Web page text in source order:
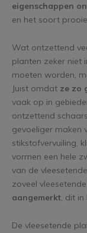
eigenschappen
en het soort
Wat ontzettend
planten zeker niet
moeten worden,
Juist omdat ze zo
vaak op in
ontzettend
gevoeliger maken
stikstofvervuiling,
vormen een hele
van de
zoveel
aangemerkt, dit
De vleesetende